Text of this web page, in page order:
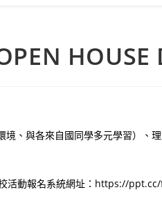
HOUSE
、與各來自國同學多元學習）、
活動報名系統網址：https://ppt.cc/